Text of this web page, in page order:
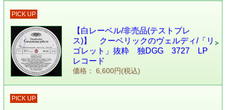
PICK UP
【白レーベル/非売品(テストプレ
ス)】 クーベリックのヴェルディ/「リ
ゴレット」抜粋 独DGG 3727 LP
レコード
価格： 6,600円(税込)
PICK UP